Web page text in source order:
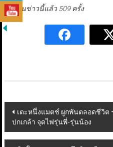
มีผู้อ่านข่าวนี้แล้ว 509 ครั้ง
Post
navigation
เตะหนึ่งแมตช์ ผูกพันตลอดชีวิต
ปกเกล้า จุดไฟรุ่นพี่-รุ่นน้อง